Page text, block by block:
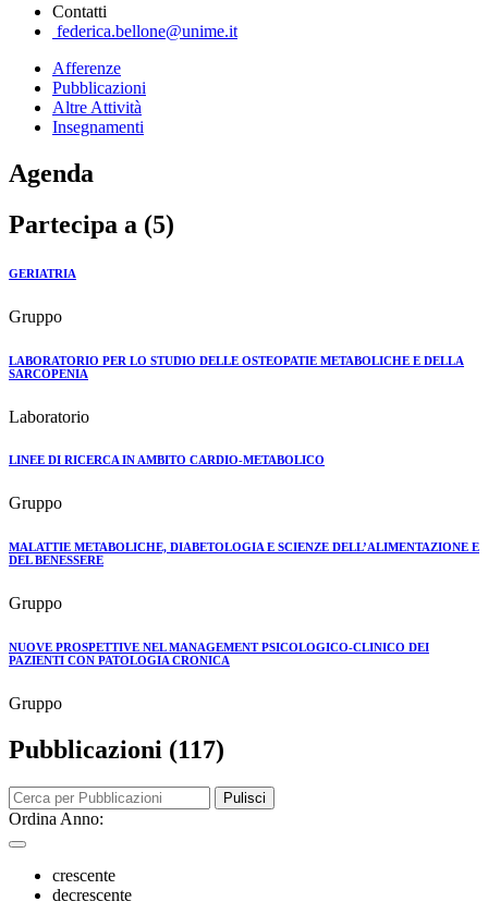
Contatti
federica.bellone@unime.it
Afferenze
Pubblicazioni
Altre Attività
Insegnamenti
Agenda
Partecipa a (5)
GERIATRIA
Gruppo
LABORATORIO PER LO STUDIO DELLE OSTEOPATIE METABOLICHE E DELLA
SARCOPENIA
Laboratorio
LINEE DI RICERCA IN AMBITO CARDIO-METABOLICO
Gruppo
MALATTIE METABOLICHE, DIABETOLOGIA E SCIENZE DELL’ALIMENTAZIONE E
DEL BENESSERE
Gruppo
NUOVE PROSPETTIVE NEL MANAGEMENT PSICOLOGICO-CLINICO DEI
PAZIENTI CON PATOLOGIA CRONICA
Gruppo
Pubblicazioni (117)
Pulisci
Ordina Anno:
crescente
decrescente